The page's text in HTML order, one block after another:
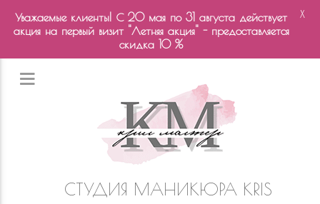
СТУДИЯ МАНИКЮРА KRIS
Уважаемые клиенты! С 20 мая по 31 августа действует
акция на первый визит "Летняя акция" - предоставляется
скидка 10 %
X